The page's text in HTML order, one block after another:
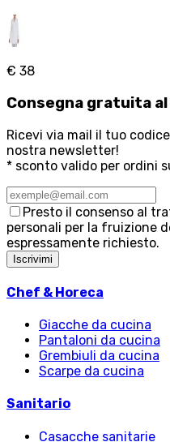
€ 38
Consegna gratuita
Ricevi via mail il tuo
nostra newsletter!
* sconto valido per ordini
Presto il consenso al
personali per la fruizione
espressamente richiesto.
Iscrivimi
Chef & Horeca
Giacche da cucina
Pantaloni da cucina
Grembiuli da cucina
Scarpe da cucina
Sanitario
Casacche sanitarie